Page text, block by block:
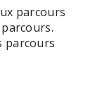
parcours
parcours